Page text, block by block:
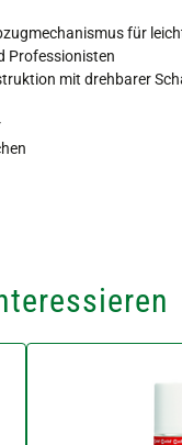
für
Professionisten
mit drehbarer